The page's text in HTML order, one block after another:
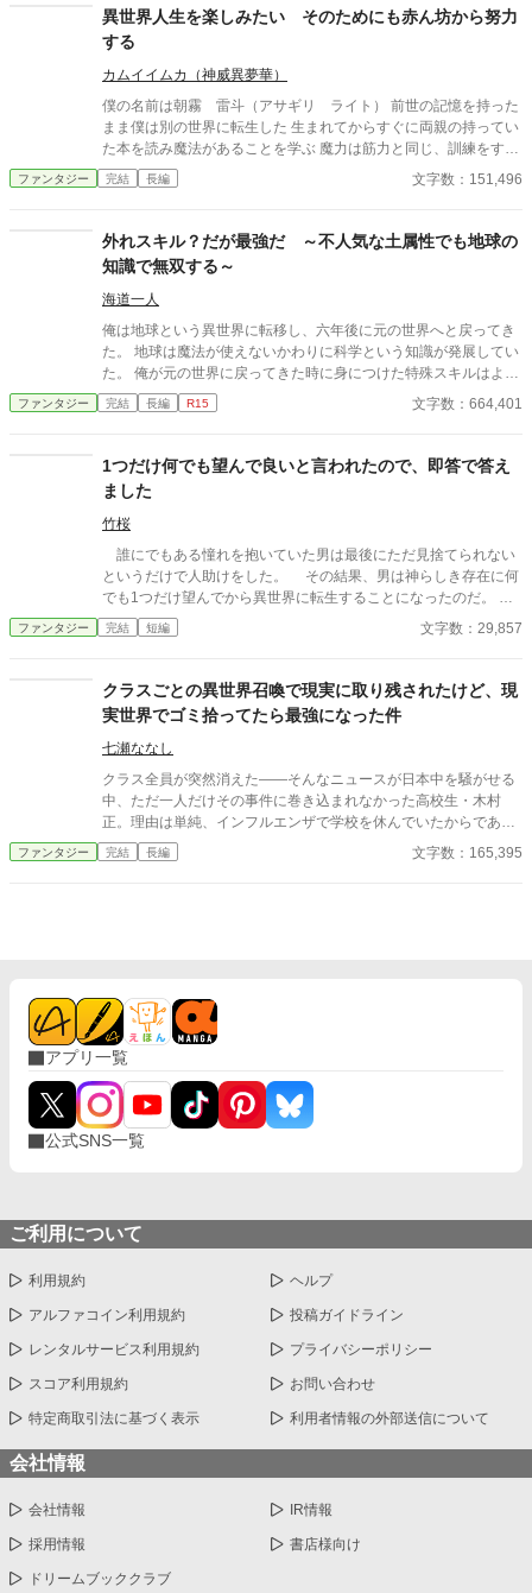
4人引っ越しを決意する。 前世の記憶と知識、魔法を駆使して少
しずつでも確実にお金を貯めていく。
異世界人生を楽しみたい そのためにも赤ん坊から努力
する
カムイイムカ（神威異夢華）
僕の名前は朝霧 雷斗（アサギリ ライト） 前世の記憶を持った
まま僕は別の世界に転生した 生まれてからすぐに両親の持ってい
た本を読み魔法があることを学ぶ 魔力は筋力と同じ、訓練をすれ
ば上達する ということで努力していくことにしました
ファンタジー 完結 長編 文字数：151,496
外れスキル？だが最強だ ～不人気な土属性でも地球の
知識で無双する～
海道一人
俺は地球という異世界に転移し、六年後に元の世界へと戻ってき
た。 地球は魔法が使えないかわりに科学という知識が発展してい
た。 俺が元の世界に戻ってきた時に身につけた特殊スキルはより
にもよって一番不人気の土属性だった。 だけど悔しくはない。 何
故なら地球にいた六年間の間に身につけた知識がある。 そしてあ
ょんなことから小さな村を襲ってきた山賊を土属性の力と地球の
知識で討伐した俺はフィルド王国の調査隊長をしているアマーリ
アという女騎士と知り合うことになった。 アマーリアの協力もあ
ってフィルド王国の首都ゴルドで暮らせるようになった俺は王国
の陰で蠢く陰謀に巻き込まれていく。 フィルド王国を守るための
俺の戦いが始まろうとしていた。 ※この小説は小説家になろうと
カクヨムにも投稿しています
ファンタジー 完結 長編 R15 文字数：664,401
1つだけ何でも望んで良いと言われたので、即答で答え
ました
竹桜
誰にでもある憧れを抱いていた男は最後にただ見捨てられない
というだけで人助けをした。 その結果、男は神らしき存在に何
でも1つだけ望んでから異世界に転生することになったのだ。
男は即答で答え、異世界で竜騎兵となる。 自らの憧れを叶え
る為に。
ファンタジー 完結 短編 文字数：29,857
クラスごとの異世界召喚で現実に取り残されたけど、現
実世界でゴミ拾ってたら最強になった件
七瀬ななし
クラス全員が突然消えた――そんなニュースが日本中を騒がせる
中、ただ一人だけその事件に巻き込まれなかった高校生・木村
正。理由は単純、インフルエンザで学校を休んでいたからであ
る。気づけば教室は空っぽ、親友の田中勇気もいない。どうやら
クラスごと異世界に召喚されたらしい……って、いやいやそんな
誰にもバレずに最強になれるやつでは？ こうして正は、毎朝こっ
そりゴミ拾いをしながらレベルアップするという謎の生活をスタ
ート。すると、体育祭でちょっと走っただけで高校記録寸前、野
球の助っ人では球速160kmを叩き出すなど、気づけばとんでもな
いスペックに。周囲からは注目されまくるが、本人はあくまで
「目立たない」を貫こうとする。 一方で、異世界に行ったクラス
メイトたちはどうなっているのか？ なぜ自分だけが残されたの
長い間のご声援とご支援、ありがとうございました ＊ちょっとだ
け第二部を付け足しました。第三部までお休みします。
ファンタジー 完結 長編 文字数：165,395
アプリ一覧
公式SNS一覧
ご利用について
利用規約 ヘルプ
アルファコイン利用規約 投稿ガイドライン
レンタルサービス利用規約 プライバシーポリシー
スコア利用規約 お問い合わせ
特定商取引法に基づく表示 利用者情報の外部送信について
会社情報
会社情報 IR情報
採用情報 書店様向け
ドリームブッククラブ